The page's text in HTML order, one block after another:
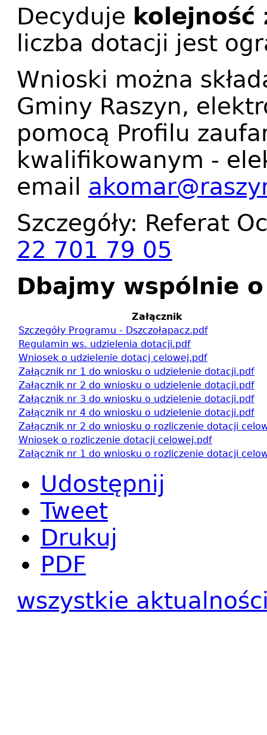
Decyduje kolejność
liczba dotacji jest
Wnioski można
Gminy Raszyn,
pomocą Profilu
kwalifikowanym -
email
Szczegóły: Referat
22 701 79 05
Dbajmy wspólnie
Załącznik
Szczegóły Programu - Dszczołapacz.pdf
Regulamin ws. udzielenia dotacji.pdf
Wniosek o udzielenie dotacj celowej.pdf
Załącznik nr 1 do wniosku o udzielenie dotacji.pdf
Załącznik nr 2 do wniosku o udzielenie dotacji.pdf
Załącznik nr 3 do wniosku o udzielenie dotacji.pdf
Załącznik nr 4 do wniosku o udzielenie dotacji.pdf
Załącznik nr 2 do wniosku o rozliczenie dotacji
Wniosek o rozliczenie dotacji celowej.pdf
Załącznik nr 1 do wniosku o rozliczenie dotacji
Udostępnij
Tweet
Drukuj
PDF
wszystkie